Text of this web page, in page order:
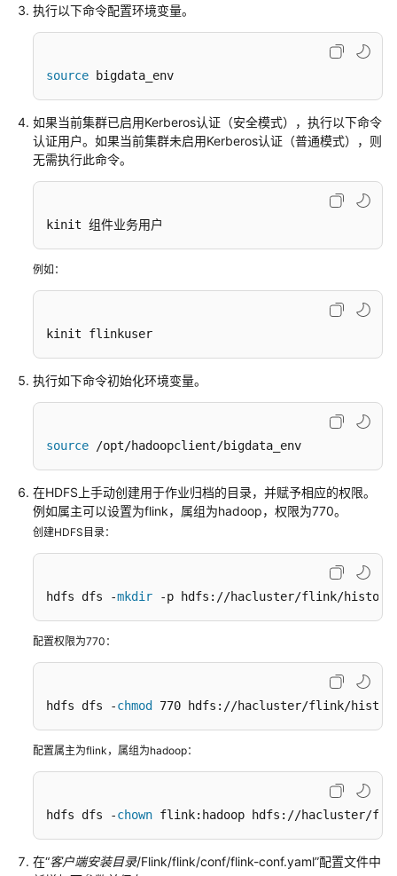
使
DBService
用
Doris
Flink
作
引
述
用
户
权
限
管
Flink
端
使
实
业
前
执行以下命令配置环境变量。
source bigdata_env
如果当前集群已启用Kerberos认证（安全模式）
，执行以下命令
认证用户。如果当前集群未启用Kerberos认证（普通模式）
，则
无需执行此命令。
kinit 组件业务用户
例如：
kinit flinkuser
执行如下命令初始化环境变量。
source /opt/hadoopclient/bigdata_env
在HDFS上手动创建用于作业归档的目录，并赋予相应的权限。
例如属主可以设置为flink，属组为hadoop，权限为770。
创建HDFS目录：
hdfs dfs -mkdir -p hdfs://hacluster/flink/history
配置权限为770：
hdfs dfs -chmod 770 hdfs://hacluster/flink/
配置属主为flink，属组为hadoop：
hdfs dfs -chown flink:hadoop hdfs://hacluster/
在“客户端安装目录/Flink/flink/conf/flink-conf.yaml”配置文件中